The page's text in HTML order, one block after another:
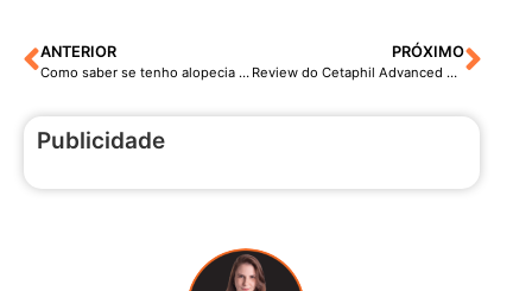
ANTERIOR
Como saber se tenho alopecia androgenética?
PRÓXIMO
Review do Cetaphil Advanced Loção Hidratante
Publicidade